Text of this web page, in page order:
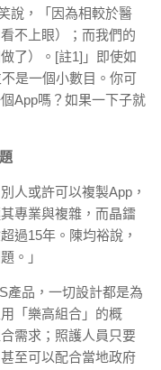
說，「因為相較於醫
不上眼）；而我們的
了）。[註1]」即使如
是一個小數目。你可
App嗎？如果一下子就
人或許可以複製App，
專業與複雜，而晶鐳
過15年。陳均裕說，
。」
產品，一切設計都是為
「樂高組合」的概
需求；照護人員只要
至可以配合當地政府